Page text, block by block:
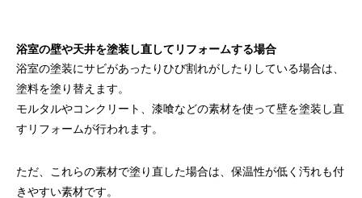
浴室の壁や天井を塗装し直してリフォームする場合
浴室の塗装にサビがあったりひび割れがしたりしている場合は、
塗料を塗り替えます。
モルタルやコンクリート、漆喰などの素材を使って壁を塗装し直
すリフォームが行われます。
ただ、これらの素材で塗り直した場合は、保温性が低く汚れも付
きやすい素材です。